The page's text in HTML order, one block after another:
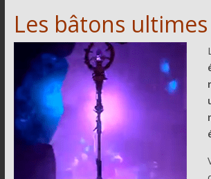
Les bâtons ultimes